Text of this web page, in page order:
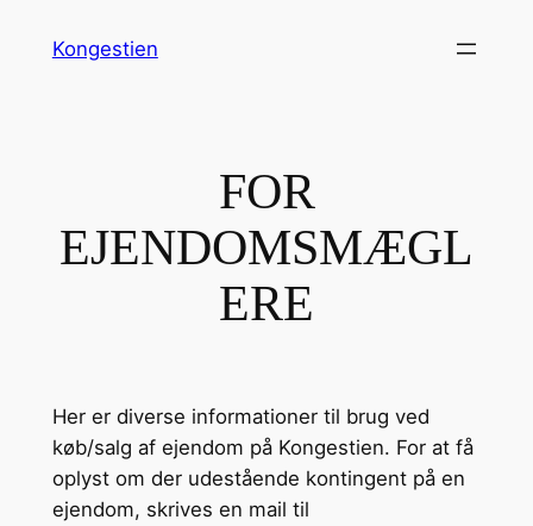
Kongestien
FOR
EJENDOMSMÆGL
ERE
Her er diverse informationer til brug ved
køb/salg af ejendom på Kongestien. For at få
oplyst om der udestående kontingent på en
ejendom, skrives en mail til